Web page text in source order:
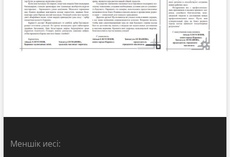
Меншік иесі: